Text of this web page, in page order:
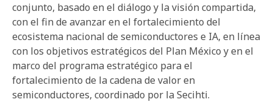
conjunto, basado en el diálogo y la visión compartida,
con el fin de avanzar en el fortalecimiento del
ecosistema nacional de semiconductores e IA, en línea
con los objetivos estratégicos del Plan México y en el
marco del programa estratégico para el
fortalecimiento de la cadena de valor en
semiconductores, coordinado por la Secihti.